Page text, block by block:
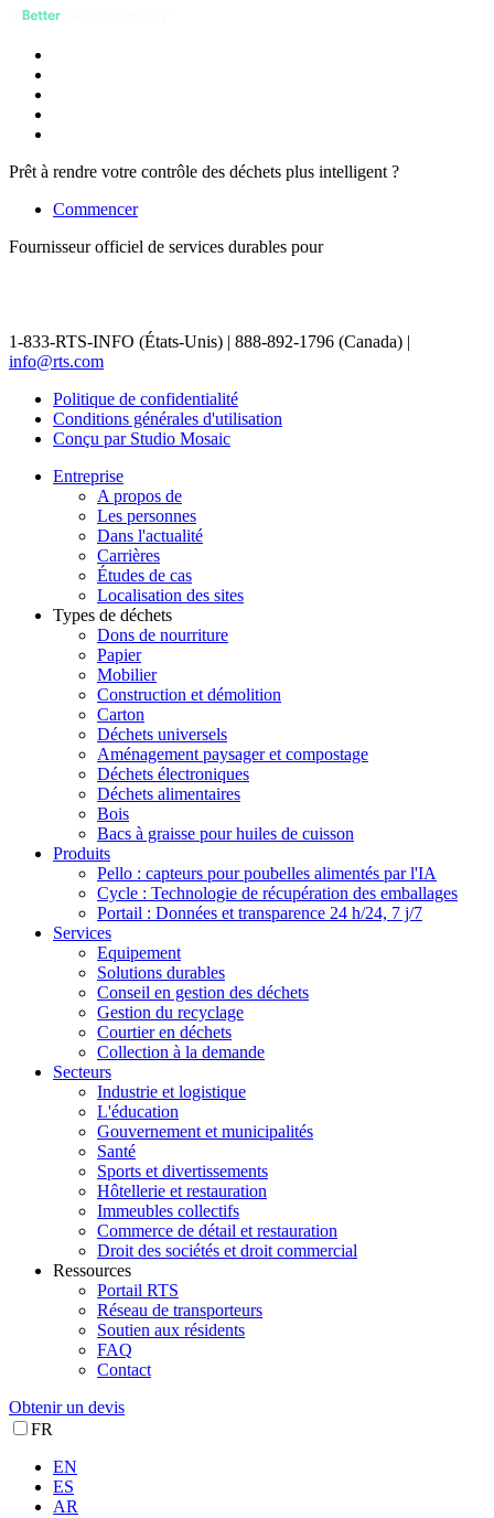
Prêt à rendre votre contrôle des déchets plus intelligent ?
Commencer
Fournisseur officiel de services durables pour
1-833-RTS-INFO (États-Unis) | 888-892-1796 (Canada) |
info@rts.com
Politique de confidentialité
Conditions générales d'utilisation
Conçu par Studio Mosaic
Entreprise
A propos de
Les personnes
Dans l'actualité
Carrières
Études de cas
Localisation des sites
Types de déchets
Dons de nourriture
Papier
Mobilier
Construction et démolition
Carton
Déchets universels
Aménagement paysager et compostage
Déchets électroniques
Déchets alimentaires
Bois
Bacs à graisse pour huiles de cuisson
Produits
Pello : capteurs pour poubelles alimentés par l'IA
Cycle : Technologie de récupération des emballages
Portail : Données et transparence 24 h/24, 7 j/7
Services
Equipement
Solutions durables
Conseil en gestion des déchets
Gestion du recyclage
Courtier en déchets
Collection à la demande
Secteurs
Industrie et logistique
L'éducation
Gouvernement et municipalités
Santé
Sports et divertissements
Hôtellerie et restauration
Immeubles collectifs
Commerce de détail et restauration
Droit des sociétés et droit commercial
Ressources
Portail RTS
Réseau de transporteurs
Soutien aux résidents
FAQ
Contact
Obtenir un devis
FR
EN
ES
AR